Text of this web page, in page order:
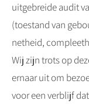
uitgebreide audit
(toestand van
netheid,
Wij zijn trots op
ernaar uit om
voor een verblijf